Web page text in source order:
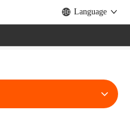
Language
велосипед »